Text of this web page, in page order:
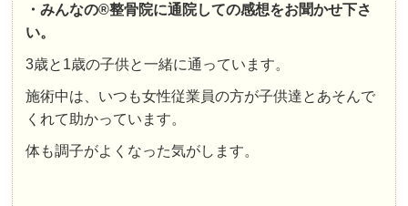
・みんなの®整骨院に通院しての感想をお聞かせ下さ
い。
3歳と1歳の子供と一緒に通っています。
施術中は、いつも女性従業員の方が子供達とあそんで
くれて助かっています。
体も調子がよくなった気がします。